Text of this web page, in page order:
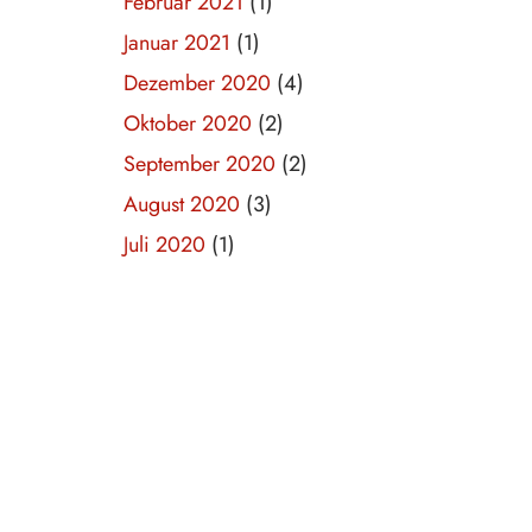
Januar 2021 (1)
Dezember 2020 (4)
Oktober 2020 (2)
September 2020 (2)
August 2020 (3)
Juli 2020 (1)